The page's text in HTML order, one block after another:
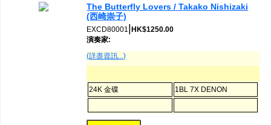
網購/發貨付運The Butterfly Lovers / Takako Nishizaki
(西崎崇子)
EXCD80001 |HK$1250.00
演奏家:
(詳盡資訊...)
24K 金碟 1BL 7X DENON